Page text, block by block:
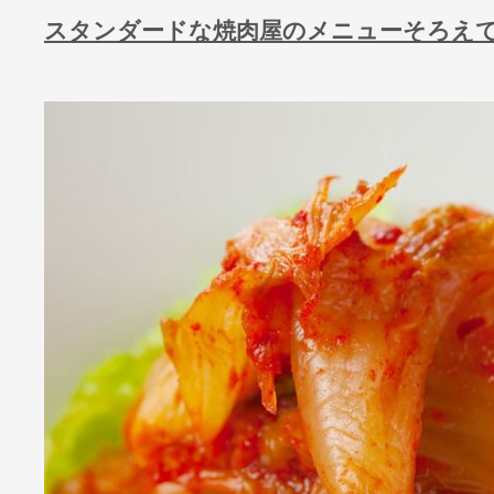
スタンダードな焼肉屋のメニューそろえ